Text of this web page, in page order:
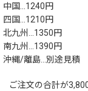
中国…1240円
四国…1210円
北九州…1350円
南九州…1390円
沖縄/離島…別途見積
ご注文の合計が